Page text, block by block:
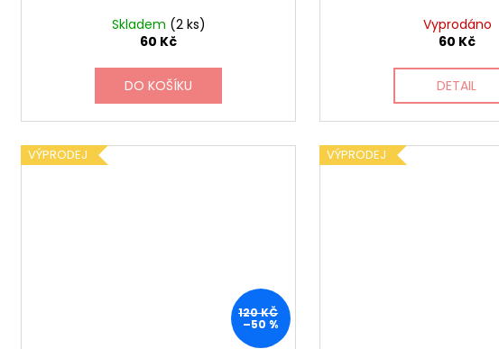
Skladem (2 ks)
60 Kč
DO KOŠÍKU
Vyprodáno
60 Kč
DETAIL
VÝPRODEJ
120 KČ
–50 %
VÝPRODEJ